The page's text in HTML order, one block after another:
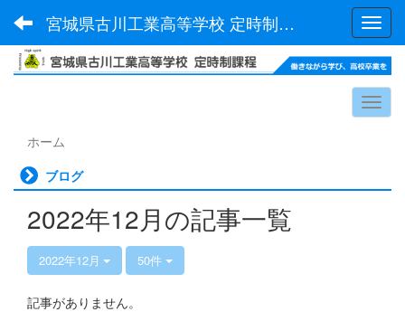
宮城県古川工業高等学校 定時制課程
ホーム
ブログ
2022年12月の記事一覧
2022年12月 50件
記事がありません。